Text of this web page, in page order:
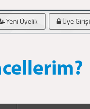
Yeni Üyelik Üye Girişi